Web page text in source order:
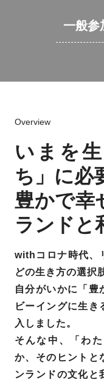
一般参
Overview
いまを
ち」に必
豊かで幸
ランドと
withコロナ時代、
どの生き方の選択
自分がいかに「豊
ビーイングに生き
入しました。
そんな中、「わ
か、そのヒントと
ンランドの文化と